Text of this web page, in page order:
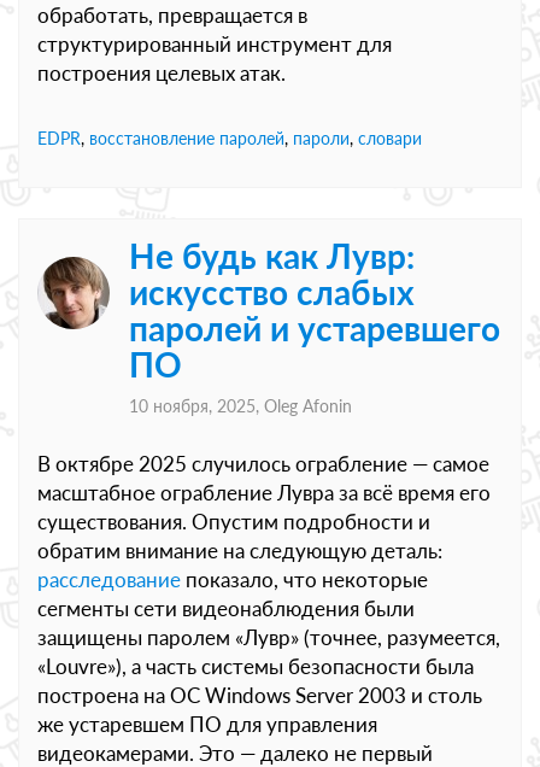
обработать, превращается в
структурированный инструмент для
построения целевых атак.
EDPR, восстановление паролей, пароли, словари
Не будь как Лувр:
искусство слабых
паролей и устаревшего
ПО
10 ноября, 2025, Oleg Afonin
В октябре 2025 случилось ограбление — самое
масштабное ограбление Лувра за всё время его
существования. Опустим подробности и
обратим внимание на следующую деталь:
расследование показало, что некоторые
сегменты сети видеонаблюдения были
защищены паролем «Лувр» (точнее, разумеется,
«Louvre»), а часть системы безопасности была
построена на ОС Windows Server 2003 и столь
же устаревшем ПО для управления
видеокамерами. Это — далеко не первый